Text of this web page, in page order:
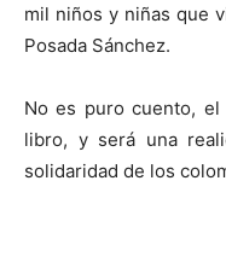
mil niños y niñas que
Posada Sánchez.
No es puro cuento,
libro, y será una
solidaridad de los